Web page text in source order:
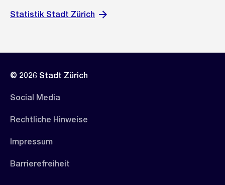
Statistik Stadt Zürich
© 2026 Stadt Zürich
Social Media
Rechtliche Hinweise
Impressum
Barrierefreiheit